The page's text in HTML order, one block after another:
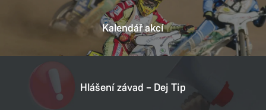
Kalendář akcí
Hlášení závad – Dej Tip